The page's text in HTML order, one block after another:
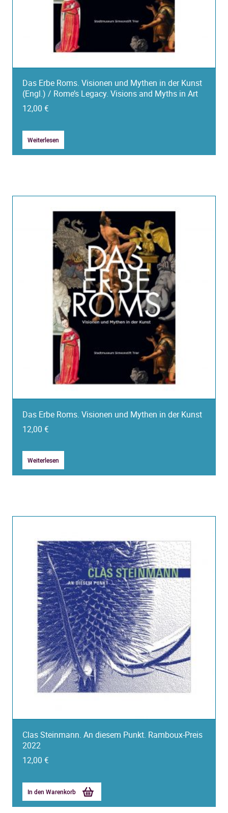
Das Erbe Roms. Visionen und Mythen in der Kunst
(Engl.) / Rome’s Legacy. Visions and Myths in Art
12,00 €
Weiterlesen
Das Erbe Roms. Visionen und Mythen in der Kunst
12,00 €
Weiterlesen
Clas Steinmann. An diesem Punkt. Ramboux-Preis
2022
12,00 €
In den Warenkorb